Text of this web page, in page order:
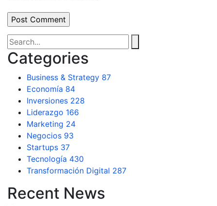
Categories
Business & Strategy 87
Economía 84
Inversiones 228
Liderazgo 166
Marketing 24
Negocios 93
Startups 37
Tecnología 430
Transformación Digital 287
Recent News